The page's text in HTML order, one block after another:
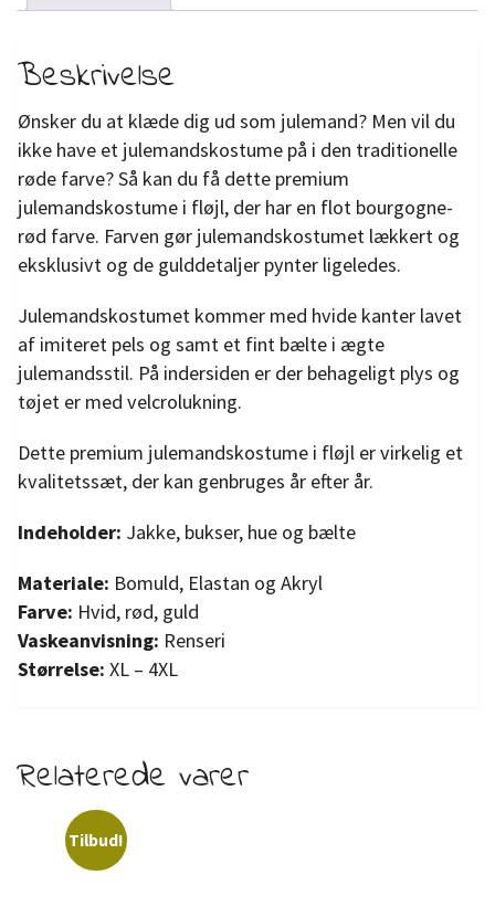
Beskrivelse
Ønsker du at klæde dig ud som julemand? Men vil du
ikke have et julemandskostume på i den traditionelle
røde farve? Så kan du få dette premium
julemandskostume i fløjl, der har en flot bourgogne-
rød farve. Farven gør julemandskostumet lækkert og
eksklusivt og de gulddetaljer pynter ligeledes.
Julemandskostumet kommer med hvide kanter lavet
af imiteret pels og samt et fint bælte i ægte
julemandsstil. På indersiden er der behageligt plys og
tøjet er med velcrolukning.
Dette premium julemandskostume i fløjl er virkelig et
kvalitetssæt, der kan genbruges år efter år.
Indeholder: Jakke, bukser, hue og bælte
Materiale: Bomuld, Elastan og Akryl
Farve: Hvid, rød, guld
Vaskeanvisning: Renseri
Størrelse: XL – 4XL
Relaterede varer
Tilbud!